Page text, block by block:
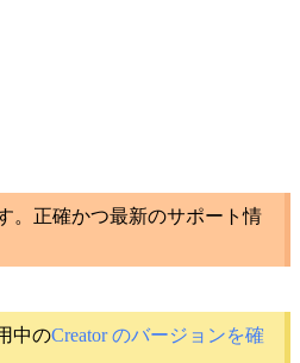
。正確かつ最新のサポート情
中のCreator のバージョンを確